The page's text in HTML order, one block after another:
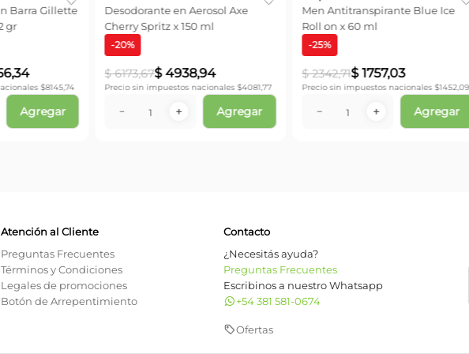
Desodorante en Gel Gillette
Clinical Cool Wave x 45 gr
$
Precio sin impuestos nacionales $14.813,22
－ Agregar
Desodorante Petit Prince Jean
Precio sin impuestos nacionales $5876,03
－ Agregar
Men
Precio sin
－
Atención al Cliente
Preguntas Frecuentes
Términos y Condiciones
Legales de promociones
Botón de Arrepentimiento
Contacto
¿Necesitás ayuda?
Preguntas Frecuentes
Escribinos a nuestro Whatsapp
+54 381 581-0674
Ofertas